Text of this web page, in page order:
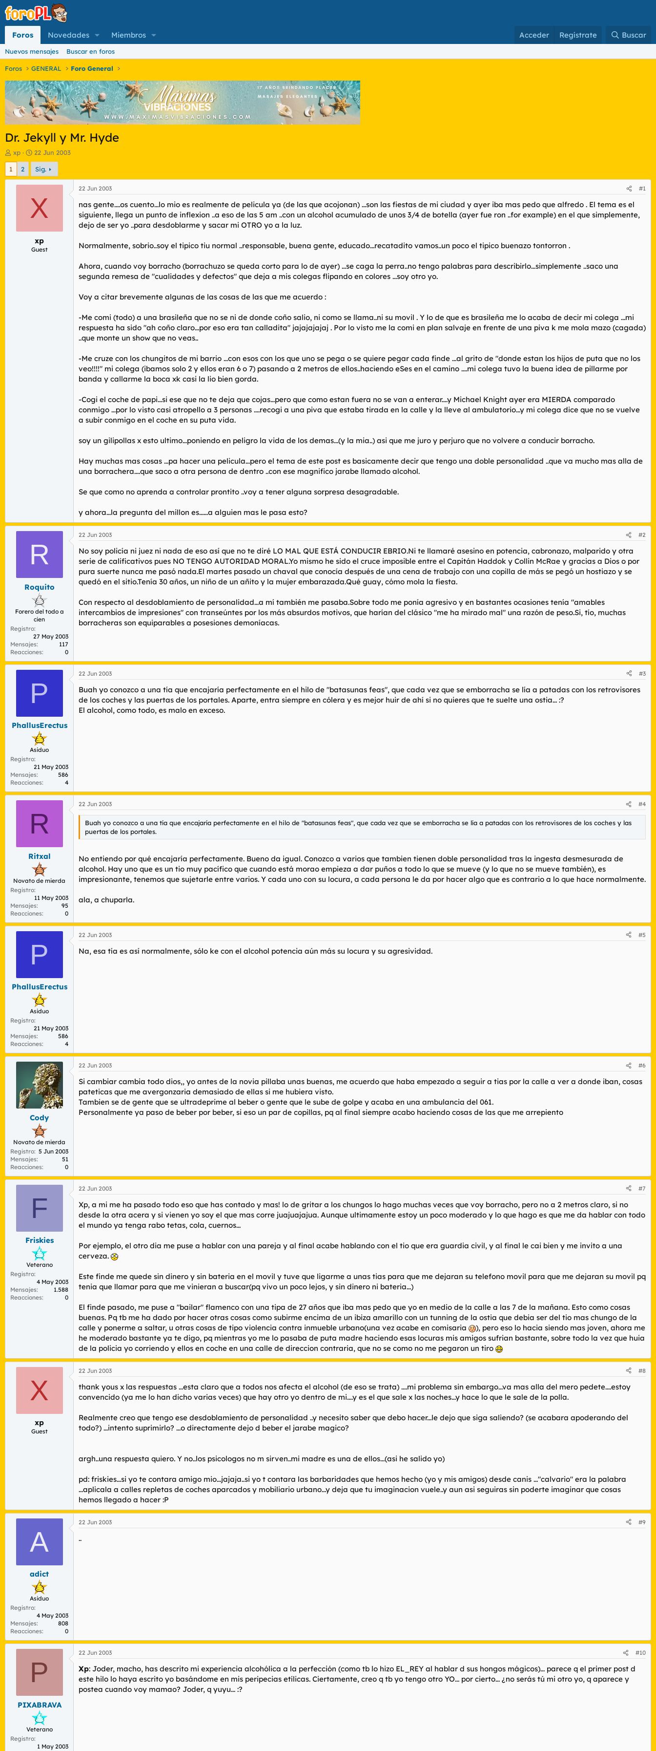
Foros Novedades Miembros Acceder Regístrate Buscar
Nuevos mensajes Buscar en foros
Foros GENERAL Foro General
Dr. Jekyll y Mr. Hyde
I
n
c
d
xp
F
e
c
h
a
e
i
i
c
i
22 Jun 2003
1 2 Sig.
X
xp
Guest
22 Jun 2003 #1
nas gente....os cuento...lo mio es realmente de pelicula ya (de las que acojonan) ...son las fiestas de mi ciudad y ayer iba mas pedo que alfredo . El tema es el
siguiente, llega un punto de inflexion ..a eso de las 5 am ..con un alcohol acumulado de unos 3/4 de botella (ayer fue ron ..for example) en el que simplemente,
dejo de ser yo ..para desdoblarme y sacar mi OTRO yo a la luz.
Normalmente, sobrio..soy el tipico tiu normal ..responsable, buena gente, educado...recatadito vamos..un poco el tipico buenazo tontorron .
Ahora, cuando voy borracho (borrachuzo se queda corto para lo de ayer) ...se caga la perra..no tengo palabras para describirlo...simplemente ..saco una
segunda remesa de "cualidades y defectos" que deja a mis colegas flipando en colores ...soy otro yo.
Voy a citar brevemente algunas de las cosas de las que me acuerdo :
-Me comi (todo) a una brasileña que no se ni de donde coño salio, ni como se llama..ni su movil . Y lo de que es brasileña me lo acaba de decir mi colega ...mi
respuesta ha sido "ah coño claro...por eso era tan calladita" jajajajajaj . Por lo visto me la comi en plan salvaje en frente de una piva k me mola mazo (cagada)
..que monte un show que no veas..
-Me cruze con los chungitos de mi barrio ...con esos con los que uno se pega o se quiere pegar cada finde ...al grito de "donde estan los hijos de puta que no los
veo!!!!" mi colega (ibamos solo 2 y ellos eran 6 o 7) pasando a 2 metros de ellos..haciendo eSes en el camino ....mi colega tuvo la buena idea de pillarme por
banda y callarme la boca xk casi la lio bien gorda.
-Cogi el coche de papi...si ese que no te deja que cojas...pero que como estan fuera no se van a enterar....y Michael Knight ayer era MIERDA comparado
conmigo ...por lo visto casi atropello a 3 personas ....recogi a una piva que estaba tirada en la calle y la lleve al ambulatorio...y mi colega dice que no se vuelve
a subir conmigo en el coche en su puta vida.
soy un gilipollas x esto ultimo...poniendo en peligro la vida de los demas...(y la mia..) asi que me juro y perjuro que no volvere a conducir borracho.
Hay muchas mas cosas ...pa hacer una pelicula...pero el tema de este post es basicamente decir que tengo una doble personalidad ..que va mucho mas alla de
una borrachera....que saco a otra persona de dentro ..con ese magnifico jarabe llamado alcohol.
Se que como no aprenda a controlar prontito ..voy a tener alguna sorpresa desagradable.
y ahora...la pregunta del millon es......a alguien mas le pasa esto?
R
Roquito
Forero del todo a
cien
Registro
27 May 2003
Mensajes
117
Reacciones
0
22 Jun 2003 #2
No soy policía ni juez ni nada de eso así que no te diré LO MAL QUE ESTÁ CONDUCIR EBRIO.Ni te llamaré asesino en potencia, cabronazo, malparido y otra
serie de calificativos pues NO TENGO AUTORIDAD MORAL.Yo mismo he sido el cruce imposible entre el Capitán Haddok y Collin McRae y gracias a Dios o por
pura suerte nunca me pasó nada.El martes pasado un chaval que conocía después de una cena de trabajo con una copilla de más se pegó un hostiazo y se
quedó en el sitio.Tenía 30 años, un niño de un añito y la mujer embarazada.Qué guay, cómo mola la fiesta.
Con respecto al desdoblamiento de personalidad...a mí también me pasaba.Sobre todo me ponía agresivo y en bastantes ocasiones tenía "amables
intercambios de impresiones" con transeúntes por los más absurdos motivos, que harían del clásico "me ha mirado mal" una razón de peso.Si, tío, muchas
borracheras son equiparables a posesiones demoníacas.
P
PhallusErectus
Asiduo
Registro
21 May 2003
Mensajes
586
Reacciones
4
22 Jun 2003 #3
Buah yo conozco a una tía que encajaría perfectamente en el hilo de "batasunas feas", que cada vez que se emborracha se lía a patadas con los retrovisores
de los coches y las puertas de los portales. Aparte, entra siempre en cólera y es mejor huir de ahí si no quieres que te suelte una ostia... :?
El alcohol, como todo, es malo en exceso.
R
Ritxal
Novato de mierda
Registro
11 May 2003
Mensajes
95
Reacciones
0
22 Jun 2003 #4
Buah yo conozco a una tía que encajaría perfectamente en el hilo de "batasunas feas", que cada vez que se emborracha se lía a patadas con los retrovisores de los coches y las
puertas de los portales.
No entiendo por qué encajaría perfectamente. Bueno da igual. Conozco a varios que tambien tienen doble personalidad tras la ingesta desmesurada de
alcohol. Hay uno que es un tio muy pacífico que cuando está morao empieza a dar puños a todo lo que se mueve (y lo que no se mueve también), es
impresionante, tenemos que sujetarle entre varios. Y cada uno con su locura, a cada persona le da por hacer algo que es contrario a lo que hace normalmente.
ala, a chuparla.
P
PhallusErectus
Asiduo
Registro
21 May 2003
Mensajes
586
Reacciones
4
22 Jun 2003 #5
Na, esa tía es así normalmente, sólo ke con el alcohol potencia aún más su locura y su agresividad.
Cody
Novato de mierda
Registro 5 Jun 2003
Mensajes
51
Reacciones
0
22 Jun 2003 #6
Si cambiar cambia todo dios,, yo antes de la novia pillaba unas buenas, me acuerdo que haba empezado a seguir a tias por la calle a ver a donde iban, cosas
pateticas que me avergonzaria demasiado de ellas si me hubiera visto.
Tambien se de gente que se ultradeprime al beber o gente que le sube de golpe y acaba en una ambulancia del 061.
Personalmente ya paso de beber por beber, si eso un par de copillas, pq al final siempre acabo haciendo cosas de las que me arrepiento
F
Friskies
Veterano
Registro
4 May 2003
Mensajes
1.588
Reacciones
0
22 Jun 2003 #7
Xp, a mi me ha pasado todo eso que has contado y mas! lo de gritar a los chungos lo hago muchas veces que voy borracho, pero no a 2 metros claro, si no
desde la otra acera y si vienen yo soy el que mas corre juajuajajua. Aunque ultimamente estoy un poco moderado y lo que hago es que me da hablar con todo
el mundo ya tenga rabo tetas, cola, cuernos...
Por ejemplo, el otro dia me puse a hablar con una pareja y al final acabe hablando con el tio que era guardia civil, y al final le cai bien y me invito a una
cerveza.
Este finde me quede sin dinero y sin bateria en el movil y tuve que ligarme a unas tias para que me dejaran su telefono movil para que me dejaran su movil pq
tenia que llamar para que me vinieran a buscar(pq vivo un poco lejos, y sin dinero ni bateria...)
El finde pasado, me puse a "bailar" flamenco con una tipa de 27 años que iba mas pedo que yo en medio de la calle a las 7 de la mañana. Esto como cosas
buenas. Pq tb me ha dado por hacer otras cosas como subirme encima de un ibiza amarillo con un tunning de la ostia que debia ser del tio mas chungo de la
calle y ponerme a saltar, u otras cosas de tipo violencia contra inmueble urbano(una vez acabe en comisaria
), pero eso lo hacia siendo mas joven, ahora me
he moderado bastante ya te digo, pq mientras yo me lo pasaba de puta madre haciendo esas locuras mis amigos sufrian bastante, sobre todo la vez que huia
de la policia yo corriendo y ellos en coche en una calle de direccion contraria, que no se como no me pegaron un tiro
X
xp
Guest
22 Jun 2003 #8
thank yous x las respuestas ...esta claro que a todos nos afecta el alcohol (de eso se trata) ....mi problema sin embargo...va mas alla del mero pedete....estoy
convencido (ya me lo han dicho varias veces) que hay otro yo dentro de mi....y es el que sale x las noches...y hace lo que le sale de la polla.
Realmente creo que tengo ese desdoblamiento de personalidad ..y necesito saber que debo hacer...le dejo que siga saliendo? (se acabara apoderando del
todo?) ...intento suprimirlo? ...o directamente dejo d beber el jarabe magico?
argh..una respuesta quiero. Y no..los psicologos no m sirven..mi madre es una de ellos...(asi he salido yo)
pd: friskies...si yo te contara amigo mio...jajaja..si yo t contara las barbaridades que hemos hecho (yo y mis amigos) desde canis ..."calvario" era la palabra
...aplicala a calles repletas de coches aparcados y mobiliario urbano...y deja que tu imaginacion vuele..y aun asi seguiras sin poderte imaginar que cosas
hemos llegado a hacer :P
A
adict
Asiduo
Registro
4 May 2003
Mensajes
808
Reacciones
0
22 Jun 2003 #9
..
P
PIXABRAVA
Veterano
Registro
1 May 2003
22 Jun 2003 #10
Xp: Joder, macho, has descrito mi experiencia alcohólica a la perfección (como tb lo hizo EL_REY al hablar d sus hongos mágicos)... parece q el primer post d
este hilo lo haya escrito yo basándome en mis peripecias etílicas. Ciertamente, creo q tb yo tengo otro YO... por cierto... ¿no serás tú mi otro yo, q aparece y
postea cuando voy mamao? Joder, q yuyu... :?